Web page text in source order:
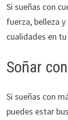
Si sueñas con
fuerza, belleza
cualidades en
Soñar
Si sueñas con
puedes estar